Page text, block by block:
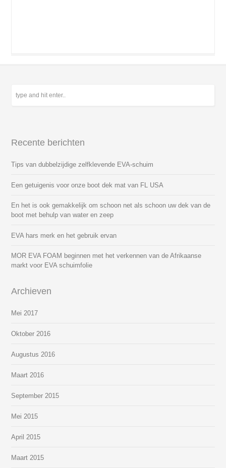
Recente berichten
Tips van dubbelzijdige zelfklevende EVA-schuim
Een getuigenis voor onze boot dek mat van FL USA
En het is ook gemakkelijk om schoon net als schoon uw dek van de
boot met behulp van water en zeep
EVA hars merk en het gebruik ervan
MOR EVA FOAM beginnen met het verkennen van de Afrikaanse
markt voor EVA schuimfolie
Archieven
Mei 2017
Oktober 2016
Augustus 2016
Maart 2016
September 2015
Mei 2015
April 2015
Maart 2015